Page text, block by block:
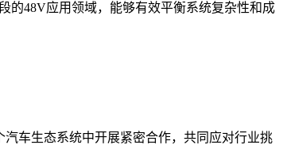
的48V应用领域，能够有效平衡系统复杂性和成
车生态系统中开展紧密合作，共同应对行业挑